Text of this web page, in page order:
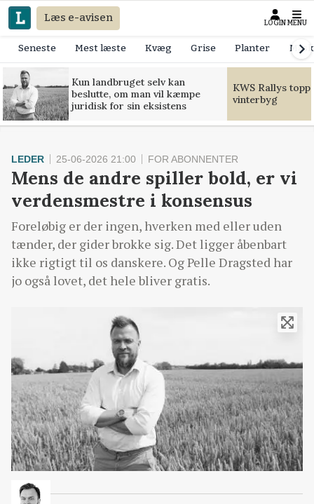
Læs e-avisen LOGIN MENU
Seneste Mest læste Kvæg Grise Planter
Kun landbruget selv kan
beslutte, om man vil kæmpe
juridisk for sin eksistens
KWS Rallys
vinterbyg
LEDER 25-06-2026 21:00 FOR ABONNENTER
Mens de andre spiller bold, er vi
verdensmestre i konsensus
Foreløbig er der ingen, hverken med eller uden
tænder, der gider brokke sig. Det ligger åbenbart
ikke rigtigt til os danskere. Og Pelle Dragsted har
jo også lovet, det hele bliver gratis.